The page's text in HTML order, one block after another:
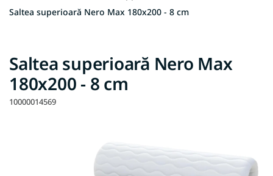
Saltea superioară Nero Max 180x200 - 8 cm
Saltea superioară Nero Max
180x200 - 8 cm
10000014569